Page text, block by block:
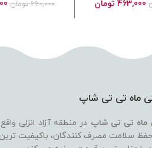
قیمت
463,000 تومان 660,000 تومان
ماه تی تی شاپ
ماه تی تی شاپ در منطقه آزاد انزلی
سلامت مصرف کنندگان، باکیفیت ترین